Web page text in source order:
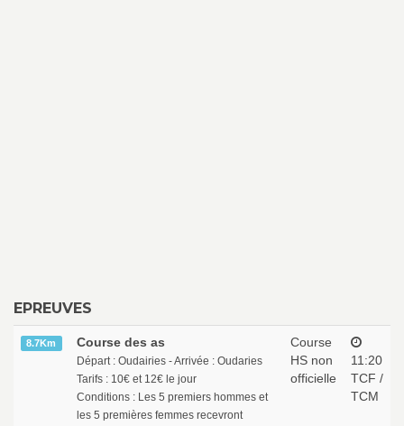
EPREUVES
8.7Km Course des as
Départ : Oudairies - Arrivée : Oudaries
Tarifs : 10€ et 12€ le jour
Conditions : Les 5 premiers hommes et
les 5 premières femmes recevront
Course
HS non
officielle
11:20
TCF /
TCM